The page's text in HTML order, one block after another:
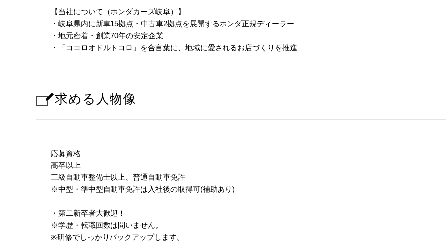
【当社について（ホンダカーズ岐阜）】
・岐阜県内に新車15拠点・中古車2拠点を展開するホンダ正規ディーラー
・地元密着・創業70年の安定企業
・「ココロオドルトコロ」を合言葉に、地域に愛されるお店づくりを推進
求める人物像
応募資格
高卒以上
三級自動車整備士以上、普通自動車免許
※中型・準中型自動車免許は入社後の取得可(補助あり)
・第二新卒者大歓迎！
※学歴・転職回数は問いません。
※研修でしっかりバックアップします。